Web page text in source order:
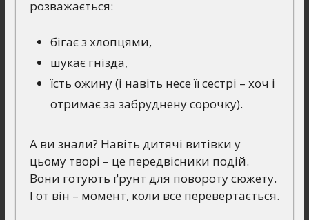
розважається:
бігає з хлопцями,
шукає гнізда,
їсть ожину (і навіть несе її сестрі – хоч і
отримає за забруднену сорочку).
А ви знали? Навіть дитячі витівки у
цьому творі – це передвісники подій.
Вони готують ґрунт для повороту сюжету.
І от він – момент, коли все перевертається.